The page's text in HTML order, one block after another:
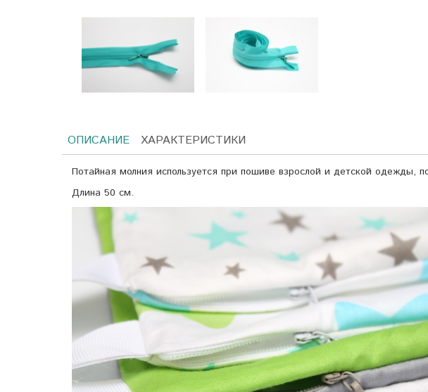
ОПИСАНИЕ ХАРАКТЕРИСТИКИ
Потайная молния используется при пошиве взрослой и детской одежды,
Длина 50 см.